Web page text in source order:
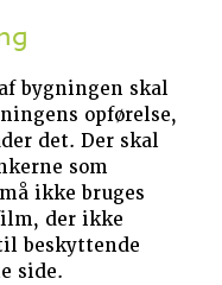
bygningen skal
opførelse,
det. Der skal
som
ikke bruges
der ikke
beskyttende
side.